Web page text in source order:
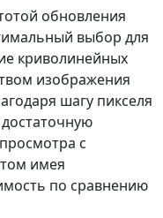
обновления
выбор для
криволинейных
изображения
шагу пикселя
с
имея
по сравнению